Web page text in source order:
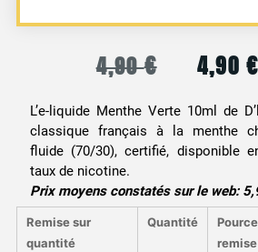
4,90€
Le
prix
initial
4,90
4,90 €
L’e-liquide Menthe Verte 10ml de
classique français à la menthe
fluide (70/30), certifié, disponible
taux de nicotine.
Prix moyens constatés sur le web:
Remise sur
quantité
Quantité
remise